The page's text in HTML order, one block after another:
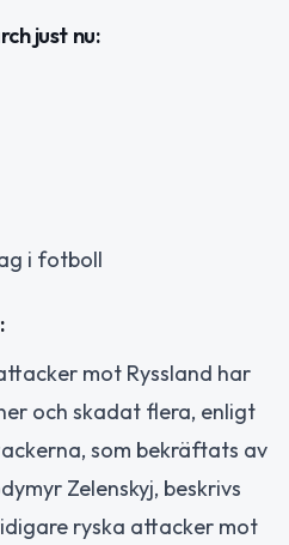
just nu:
i fotboll
mot Ryssland har
och skadat flera, enligt
som bekräftats av
Zelenskyj, beskrivs
ryska attacker mot